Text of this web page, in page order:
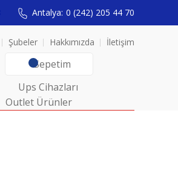
Antalya: 0 (242) 205 44 70
Şubeler Hakkımızda İletişim
Sepetim
Ups Cihazları
Outlet Ürünler